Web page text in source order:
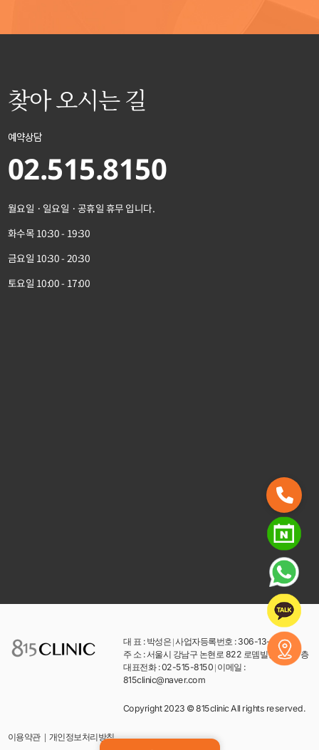
찾아 오시는 길
예약상담
02.515.8150
월요일 · 일요일 · 공휴일 휴무 입니다.
화수목 10:30 - 19:30
금요일 10:30 - 20:30
토요일 10:00 - 17:00
대 표 : 박성은|사업자등록번호 : 306-13-14246
주 소 : 서울시 강남구 논현로 822 로뎀빌딩 4,5,6 층
대표전화 : 02-515-8150|이메일 :
815clinic@naver.com
Copyright 2023 © 815clinic All rights reserved.
이용약관 | 개인정보처리방침